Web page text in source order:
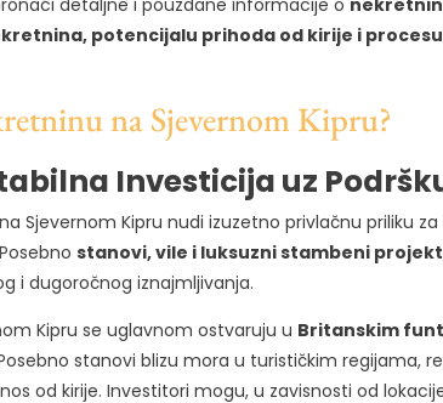
detaljne i pouzdane informacije o
potencijalu prihoda od kirije i
na Sjevernom Kipru?
Investicija uz
Sjevernom Kipru nudi izuzetno privlačnu priliku
stanovi, vile i luksuzni stambeni
i dugoročnog iznajmljivanja.
Kipru se uglavnom ostvaruju u Britanskim
stanovi blizu mora u turističkim regijama,
od kirije. Investitori mogu, u zavisnosti od